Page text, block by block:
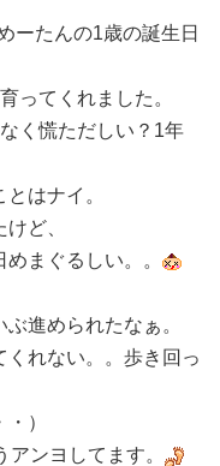
ーたんの1歳の誕生日
ってくれました。
く慌ただしい？1年
はナイ。
ど、
まぐるしい。。
進められたなぁ。
くれない。。歩き回っ
）
ンヨしてます。